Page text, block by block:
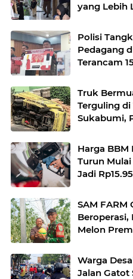
yang Lebih
Polisi
Pedagang
Terancam
Truk
Terguling
Sukabumi,
Harga
Turun
Jadi
SAM FARM
Melon
Warga
Jalan Gatot